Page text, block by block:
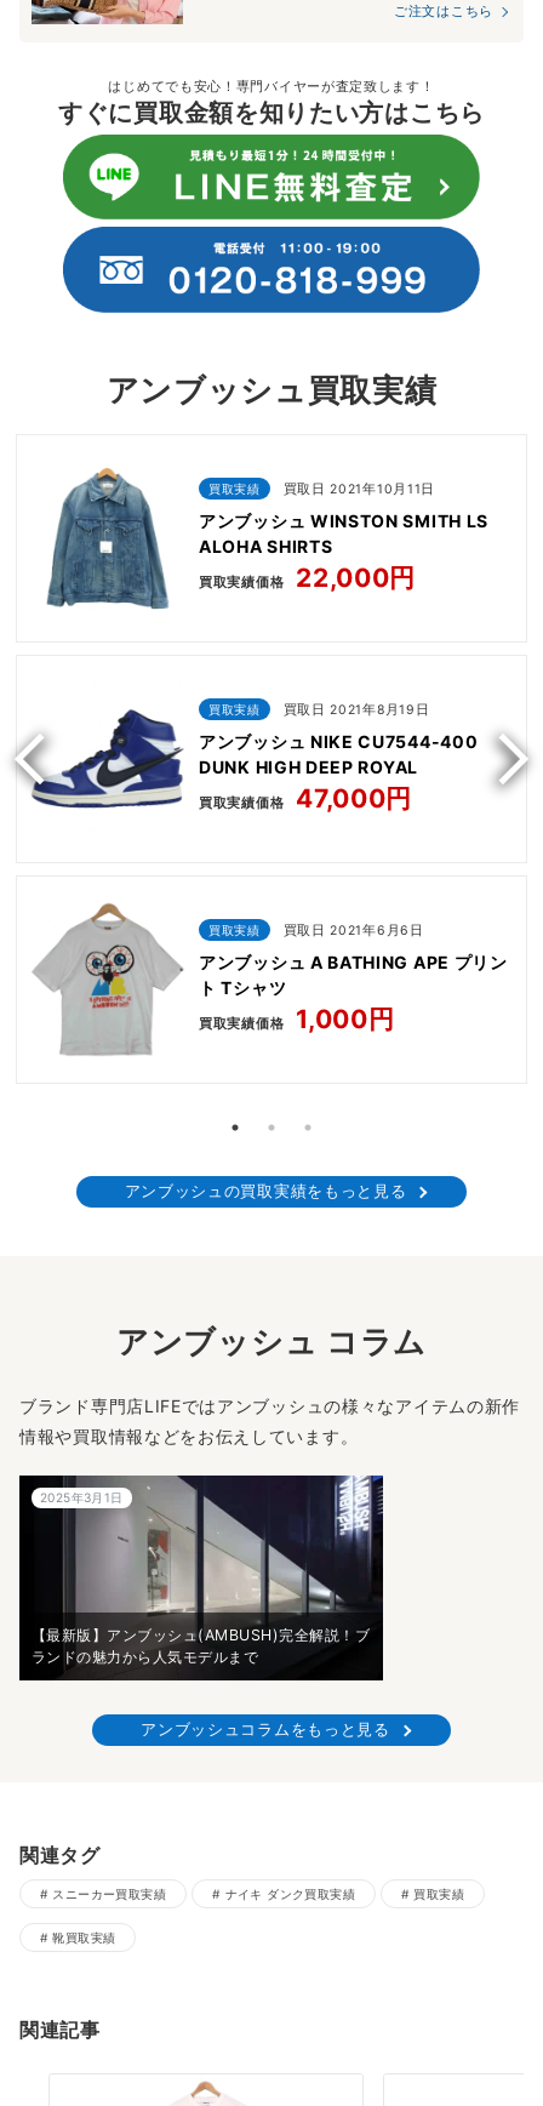
ご注文はこちら
はじめてでも安心！専門バイヤーが査定致します！
すぐに買取金額を知りたい方はこちら
アンブッシュ買取実績
買取実績 買取日 2021年10月11日
アンブッシュ WINSTON SMITH LS
ALOHA SHIRTS
買取実績価格 22,000円
買取実績 買取日 2021年8月19日
アンブッシュ NIKE CU7544-400
DUNK HIGH DEEP ROYAL
買取実績価格 47,000円
買取実績 買取日 2021年6月6日
アンブッシュ A BATHING APE プリン
ト Tシャツ
買取実績価格 1,000円
アンブッシュの買取実績をもっと見る
アンブッシュ コラム
ブランド専門店LIFEではアンブッシュの様々なアイテムの新作
情報や買取情報などをお伝えしています。
【最新版】アンブッシュ(AMBUSH)完全解説！ブ
ランドの魅力から人気モデルまで
2025年3月1日
アンブッシュコラムをもっと見る
関連タグ
スニーカー買取実績 ナイキ ダンク買取実績 買取実績
靴買取実績
関連記事